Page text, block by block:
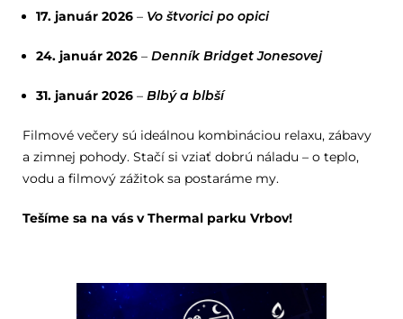
17. január 2026– Vo štvorici po opici
24. január 2026– Denník Bridget Jonesovej
31. január 2026– Blbý a blbší
Filmové večery sú ideálnou kombináciou relaxu, zábavy
a zimnej pohody. Stačí si vziať dobrú náladu – o teplo,
vodu a filmový zážitok sa postaráme my.
Tešíme sa na vás v Thermal parku Vrbov!